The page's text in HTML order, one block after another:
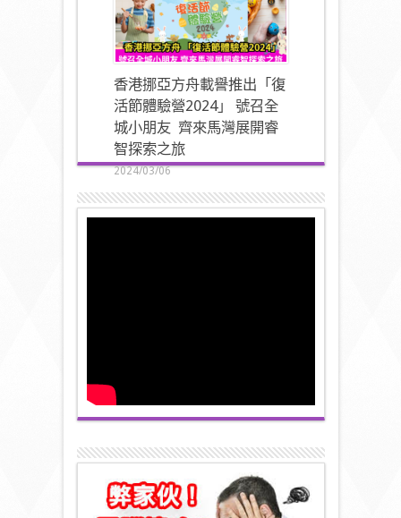
香港挪亞方舟載譽推出「復
活節體驗營2024」 號召全
城小朋友 齊來馬灣展開睿
智探索之旅
2024/03/06